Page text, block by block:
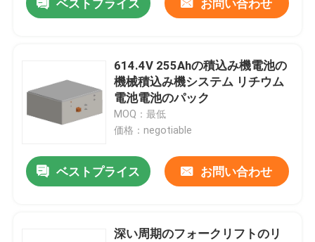
ベストプライス お問い合わせ
614.4V 255Ahの積込み機電池の
機械積込み機システム リチウム
電池電池のパック
MOQ：最低
価格：negotiable
ベストプライス お問い合わせ
深い周期のフォークリフトのリ